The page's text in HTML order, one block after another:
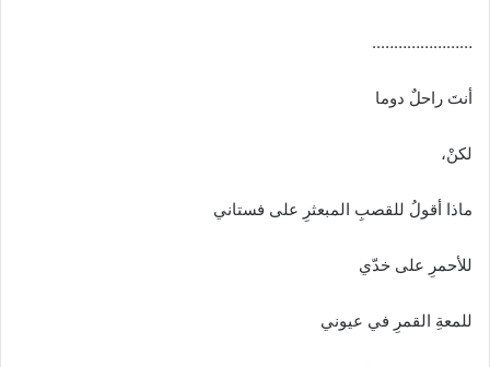
…………………..
أنتَ راحلٌ دوما
لكنْ،
ماذا أقولُ للقصبِ المبعثرِ على فستاني
للأحمرِ على خدّي
للمعةِ القمرِ في عيوني